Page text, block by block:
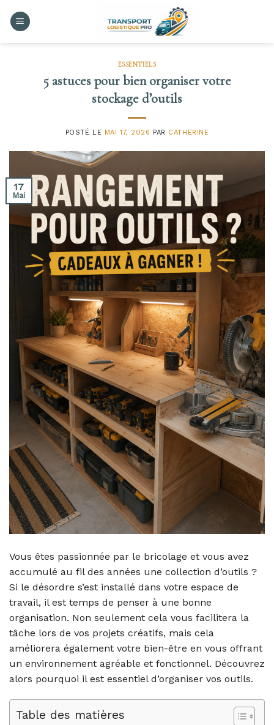
ESSENTIELS
5 astuces pour bien organiser votre
stockage d’outils
POSTÉ LE MAI 17, 2026 PAR CATHERINE
17
Mai
Vous êtes passionnée par le bricolage et vous avez
accumulé au fil des années une collection d’outils ?
Si le désordre s’est installé dans votre espace de
travail, il est temps de penser à une bonne
organisation. Non seulement cela vous facilitera la
tâche lors de vos projets créatifs, mais cela
améliorera également votre bien-être en vous offrant
un environnement agréable et fonctionnel. Découvrez
alors pourquoi il est essentiel d’organiser vos outils.
Table des matières